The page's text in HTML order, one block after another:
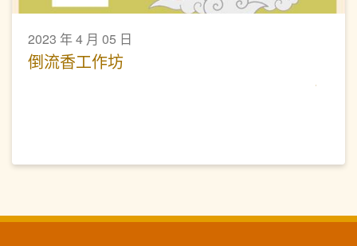
2023 年 4 月 05 日
倒流香工作坊